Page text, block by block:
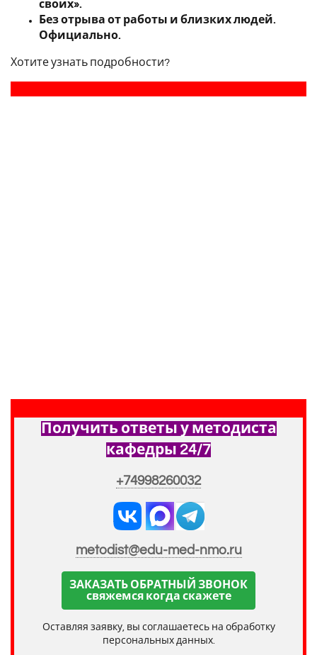
своих».
Без отрыва от работы и близких людей.
Официально.
Хотите узнать подробности?
Получить ответы у методиста
кафедры 24/7
+74998260032
metodist@edu-med-nmo.ru
ЗАКАЗАТЬ ОБРАТНЫЙ ЗВОНОК
свяжемся когда скажете
Оставляя заявку, вы соглашаетесь на обработку
персональных данных.